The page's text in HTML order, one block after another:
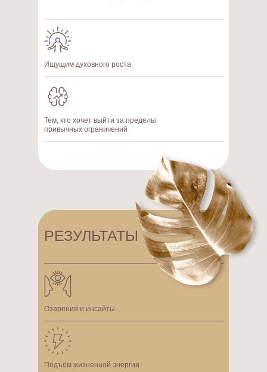
Тем, кто хочет выйти за пределы
привычных ограничений
Ищущим духовного роста
РЕЗУЛЬТАТЫ
Подъём жизненной энергии
Озарения и инсайты